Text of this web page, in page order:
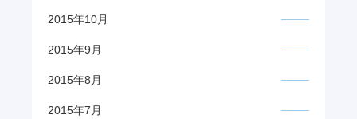
2015年10月
2015年9月
2015年8月
2015年7月